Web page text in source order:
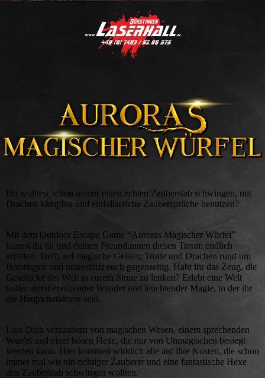
Du wolltest schon immer einen echten Zauberstab schwingen, mit
Drachen kämpfen und einfallsreiche Zaubersprüche benutzen?
Mit dem Outdoor Escape Game “Auroras Magischer Würfel”
kannst du dir und deinen Freund:innen diesen Traum endlich
erfüllen. Trefft auf magische Geister, Trolle und Drachen rund um
Börstingen und unterstützt euch gegenseitig. Habt ihr das Zeug, die
Geschicke der Welt in eurem Sinne zu lenken? Erlebt eine Welt
voller atemberaubender Wunder und leuchtender Magie, in der ihr
die Hauptcharaktere seid.
Lass Dich verzaubern von magischen Wesen, einem sprechenden
Würfel und einer bösen Hexe, die nur von Unmagischen besiegt
werden kann. Hier kommen wirklich alle auf ihre Kosten, die schon
immer mal wie ein richtiger Zauberer und eine fantastische Hexe
den Zauberstab schwingen wollten.